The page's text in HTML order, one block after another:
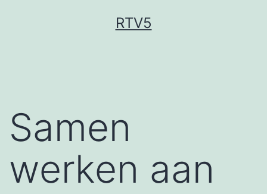
RTV5
Samen
werken aan